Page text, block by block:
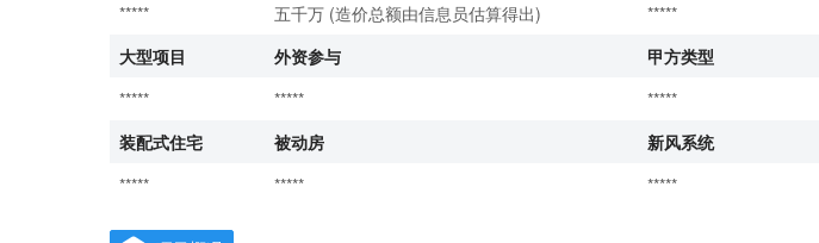
*****
五千万 (造价总额由信息员估算得出) *****
大型项目
外资参与 甲方类型
*****
***** *****
装配式住宅
被动房 新风系统
*****
***** *****